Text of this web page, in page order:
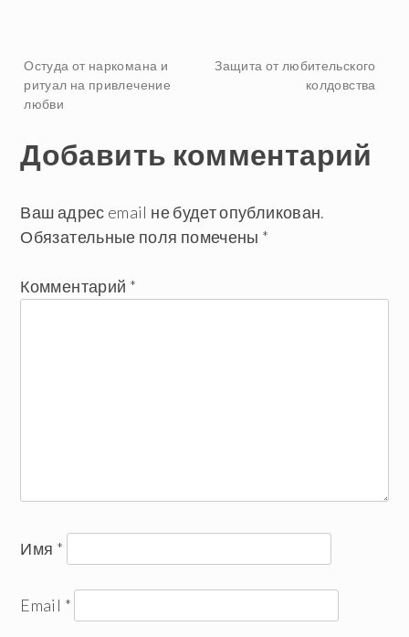
Навигация
по
записям
Остуда от наркомана и
ритуал на привлечение
любви
Защита от любительского
колдовства
Добавить комментарий
Ваш адрес email не будет опубликован.
Обязательные поля помечены *
Комментарий *
Имя *
Email *